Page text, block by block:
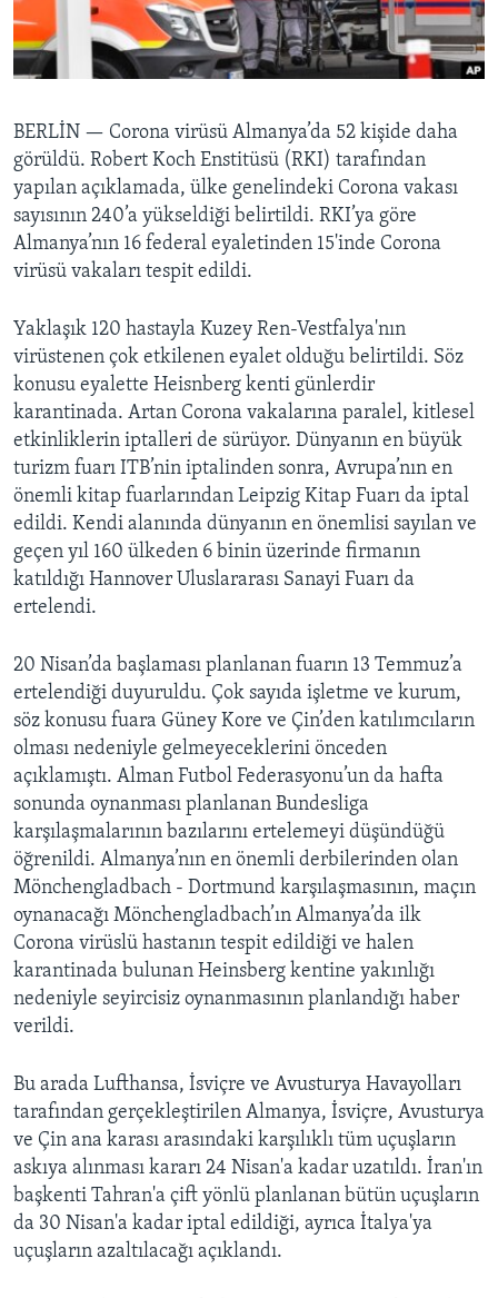
HAYATTAN
SANAT
BIZI TAKIP EDIN
Diller
BERLİN — Corona virüsü Almanya’da 52 kişide daha
görüldü. Robert Koch Enstitüsü (RKI) tarafından
yapılan açıklamada, ülke genelindeki Corona vakası
sayısının 240’a yükseldiği belirtildi. RKI’ya göre
Almanya’nın 16 federal eyaletinden 15'inde Corona
virüsü vakaları tespit edildi.
Yaklaşık 120 hastayla Kuzey Ren-Vestfalya'nın
virüstenen çok etkilenen eyalet olduğu belirtildi. Söz
konusu eyalette Heisnberg kenti günlerdir
karantinada. Artan Corona vakalarına paralel, kitlesel
etkinliklerin iptalleri de sürüyor. Dünyanın en büyük
turizm fuarı ITB’nin iptalinden sonra, Avrupa’nın en
önemli kitap fuarlarından Leipzig Kitap Fuarı da iptal
edildi. Kendi alanında dünyanın en önemlisi sayılan ve
geçen yıl 160 ülkeden 6 binin üzerinde firmanın
katıldığı Hannover Uluslararası Sanayi Fuarı da
ertelendi.
20 Nisan’da başlaması planlanan fuarın 13 Temmuz’a
ertelendiği duyuruldu. Çok sayıda işletme ve kurum,
söz konusu fuara Güney Kore ve Çin’den katılımcıların
olması nedeniyle gelmeyeceklerini önceden
açıklamıştı. Alman Futbol Federasyonu’un da hafta
sonunda oynanması planlanan Bundesliga
karşılaşmalarının bazılarını ertelemeyi düşündüğü
öğrenildi. Almanya’nın en önemli derbilerinden olan
Mönchengladbach - Dortmund karşılaşmasının, maçın
oynanacağı Mönchengladbach’ın Almanya’da ilk
Corona virüslü hastanın tespit edildiği ve halen
karantinada bulunan Heinsberg kentine yakınlığı
nedeniyle seyircisiz oynanmasının planlandığı haber
verildi.
Bu arada Lufthansa, İsviçre ve Avusturya Havayolları
tarafından gerçekleştirilen Almanya, İsviçre, Avusturya
ve Çin ana karası arasındaki karşılıklı tüm uçuşların
askıya alınması kararı 24 Nisan'a kadar uzatıldı. İran'ın
başkenti Tahran'a çift yönlü planlanan bütün uçuşların
da 30 Nisan'a kadar iptal edildiği, ayrıca İtalya'ya
uçuşların azaltılacağı açıklandı.